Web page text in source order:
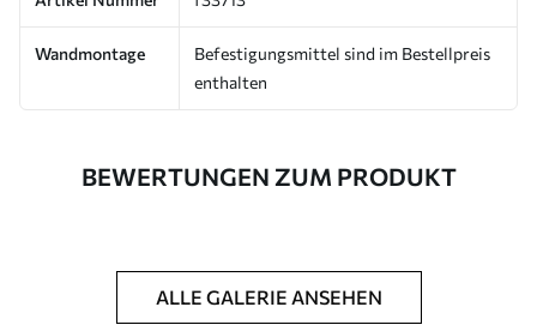
Wandmontage
Befestigungsmittel sind im Bestellpreis
enthalten
BEWERTUNGEN ZUM PRODUKT
ALLE GALERIE ANSEHEN